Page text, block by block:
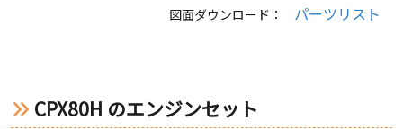
図面ダウンロード： パーツリスト
CPX80H のエンジンセット